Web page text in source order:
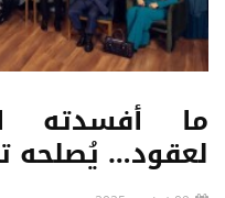
ما أفسدته
لعقود… يُصلحه